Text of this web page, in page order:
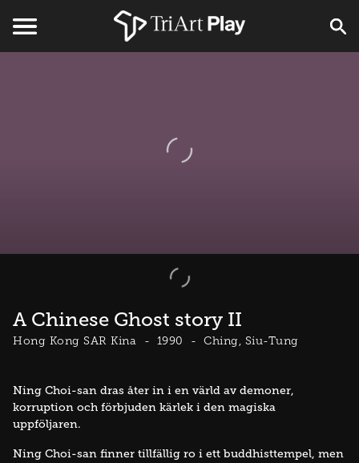
A Chinese Ghost story II
Hong Kong SAR Kina 1990 Ching, Siu-Tung
Ning Choi-san dras åter in i en värld av demoner,
korruption och förbjuden kärlek i den magiska
uppföljaren.
Ning Choi-san finner tillfällig ro i ett buddhisttempel, men